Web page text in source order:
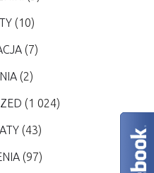
(10)
(7)
(2)
(1 024)
(43)
(97)